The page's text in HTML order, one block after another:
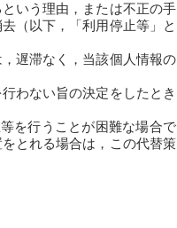
いう理由，または不正の手
（以下，「利用停止等」と
遅滞なく，当該個人情報の
わない旨の決定をしたとき
を行うことが困難な場合で
とれる場合は，この代替策